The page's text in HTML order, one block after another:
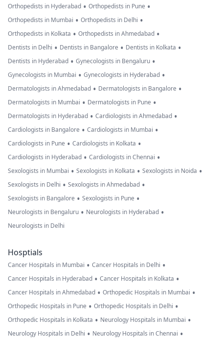
Orthopedists in Hyderabad • Orthopedists in Pune •
Orthopedists in Mumbai • Orthopedists in Delhi •
Orthopedists in Kolkata • Orthopedists in Ahmedabad •
Dentists in Delhi • Dentists in Bangalore • Dentists in Kolkata •
Dentists in Hyderabad • Gynecologists in Bengaluru •
Gynecologists in Mumbai • Gynecologists in Hyderabad •
Dermatologists in Ahmedabad • Dermatologists in Bangalore •
Dermatologists in Mumbai • Dermatologists in Pune •
Dermatologists in Hyderabad • Cardiologists in Ahmedabad •
Cardiologists in Bangalore • Cardiologists in Mumbai •
Cardiologists in Pune • Cardiologists in Kolkata •
Cardiologists in Hyderabad • Cardiologists in Chennai •
Sexologists in Mumbai • Sexologists in Kolkata • Sexologists in Noida •
Sexologists in Delhi • Sexologists in Ahmedabad •
Sexologists in Bangalore • Sexologists in Pune •
Neurologists in Bengaluru • Neurologists in Hyderabad •
Neurologists in Delhi
Hosptials
Cancer Hospitals in Mumbai • Cancer Hospitals in Delhi •
Cancer Hospitals in Hyderabad • Cancer Hospitals in Kolkata •
Cancer Hospitals in Ahmedabad • Orthopedic Hospitals in Mumbai •
Orthopedic Hospitals in Pune • Orthopedic Hospitals in Delhi •
Orthopedic Hospitals in Kolkata • Neurology Hospitals in Mumbai •
Neurology Hospitals in Delhi • Neurology Hospitals in Chennai •